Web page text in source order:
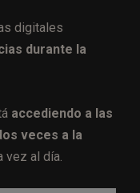
digitales
durante la
accediendo a las
veces a la
vez al día.